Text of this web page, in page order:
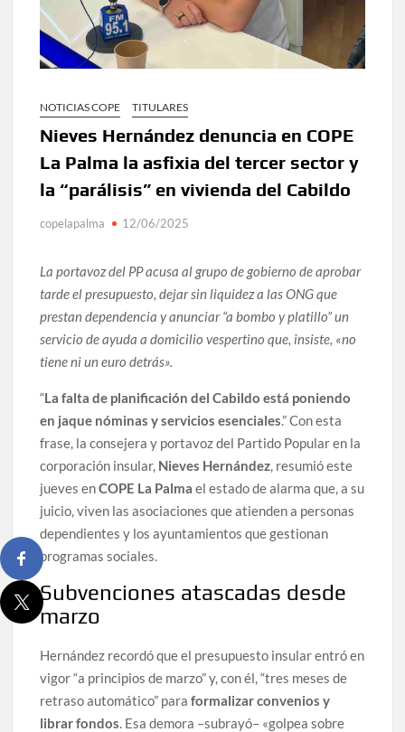
NOTICIAS COPE TITULARES
Nieves Hernández denuncia en COPE
La Palma la asfixia del tercer sector y
la “parálisis” en vivienda del Cabildo
copelapalma 12/06/2025
La portavoz del PP acusa al grupo de gobierno de aprobar
tarde el presupuesto, dejar sin liquidez a las ONG que
prestan dependencia y anunciar “a bombo y platillo” un
servicio de ayuda a domicilio vespertino que, insiste, «no
tiene ni un euro detrás».
“La falta de planificación del Cabildo está poniendo
en jaque nóminas y servicios esenciales.” Con esta
frase, la consejera y portavoz del Partido Popular en la
corporación insular, Nieves Hernández , resumió este
jueves enCOPE La Palma el estado de alarma que, a su
juicio, viven las asociaciones que atienden a personas
dependientes y los ayuntamientos que gestionan
programas sociales.
Subvenciones atascadas desde
marzo
Hernández recordó que el presupuesto insular entró en
vigor “a principios de marzo” y, con él, “tres meses de
retraso automático” paraformalizar convenios y
librar fondos . Esa demora –subrayó– «golpea sobre